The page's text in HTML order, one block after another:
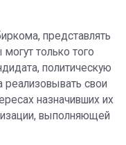
представлять
только того
политическую
реализовывать свои
назначивших их
выполняющей